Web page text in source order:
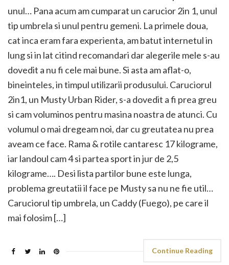
unul… Pana acum am cumparat un carucior 2in 1, unul
tip umbrela si unul pentru gemeni. La primele doua,
cat inca eram fara experienta, am batut internetul in
lung si in lat citind recomandari dar alegerile mele s-au
dovedit a nu fi cele mai bune. Si asta am aflat-o,
bineinteles, in timpul utilizarii produsului. Caruciorul
2in1, un Musty Urban Rider, s-a dovedit a fi prea greu
si cam voluminos pentru masina noastra de atunci. Cu
volumul o mai dregeam noi, dar cu greutatea nu prea
aveam ce face. Rama & rotile cantaresc 17 kilograme,
iar landoul cam 4 si partea sport in jur de 2,5
kilograme…. Desi lista partilor bune este lunga,
problema greutatii il face pe Musty sa nu ne fie util…
Caruciorul tip umbrela, un Caddy (Fuego), pe care il
mai folosim […]
Continue Reading